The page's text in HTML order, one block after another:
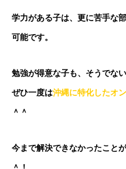
学力がある子は、更に苦手な
可能です。
勉強が得意な子も、そうでない
ぜひ一度は沖縄に特化したオ
＾＾
今まで解決できなかったこと